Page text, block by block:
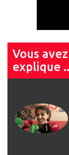
Vous
explique ..